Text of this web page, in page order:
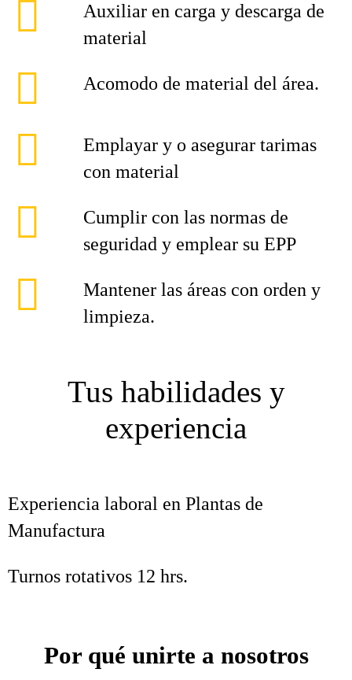
Auxiliar en carga y descarga de
material
Acomodo de material del área.
Emplayar y o asegurar tarimas
con material
Cumplir con las normas de
seguridad y emplear su EPP
Mantener las áreas con orden y
limpieza.
Tus habilidades y
experiencia
Experiencia laboral en Plantas de
Manufactura
Turnos rotativos 12 hrs.
Por qué unirte a nosotros